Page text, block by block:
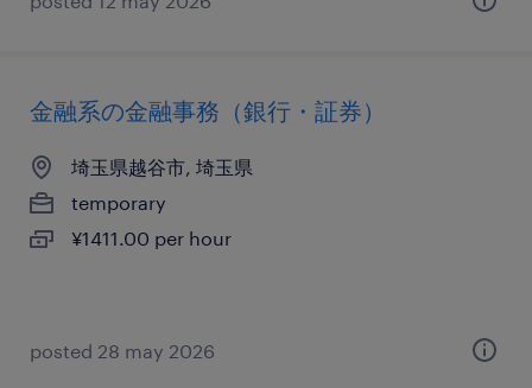
金融系の金融事務（銀行・証券）
埼玉県越谷市, 埼玉県
temporary
¥1411.00 per hour
posted 28 may 2026